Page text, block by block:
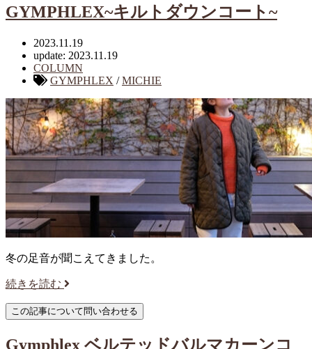
GYMPHLEX~キルトダウンコート~
2023.11.19
update: 2023.11.19
COLUMN
GYMPHLEX /MICHIE
冬の足音が聞こえてきました。
続きを読む
Gymphlex ベルテッドバルマカーンコ